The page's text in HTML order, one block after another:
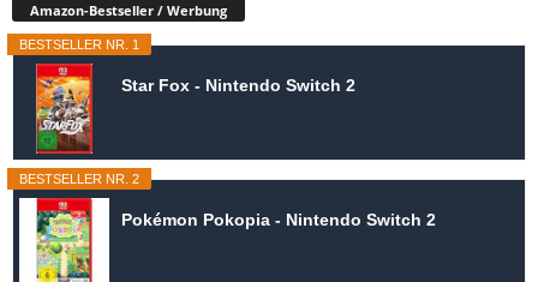
Amazon-Bestseller / Werbung
BESTSELLER NR. 1
Star Fox - Nintendo Switch 2
BESTSELLER NR. 2
Pokémon Pokopia - Nintendo Switch 2